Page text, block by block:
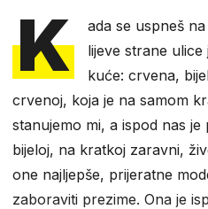
K
ada se uspneš
lijeve strane
kuće: crvena,
crvenoj, koja je na samom
stanujemo mi, a ispod nas
bijeloj, na kratkoj zaravni,
one najljepše, prijeratne
zaboraviti prezime. Ona je